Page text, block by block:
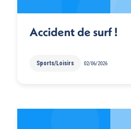
Accident de surf !
Sports/Loisirs 02/06/2026